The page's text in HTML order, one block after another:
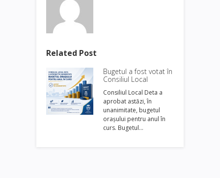
Related Post
Bugetul a fost votat în
Consiliul Local
Consiliul Local Deta a
aprobat astăzi, în
unanimitate, bugetul
orașului pentru anul în
curs. Bugetul…